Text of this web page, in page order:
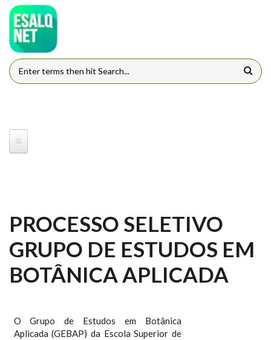
Pular para o conteúdo principal
FORMULÁRIO DE BUSCA
PROCESSO SELETIVO
GRUPO DE ESTUDOS EM
BOTÂNICA APLICADA
O Grupo de Estudos em Botânica
Aplicada (GEBAP) da Escola Superior de